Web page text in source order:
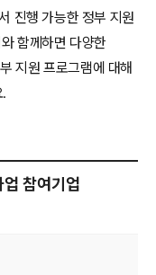
진행 가능한 정부 지원
함께하면 다양한
지원 프로그램에 대해
참여기업